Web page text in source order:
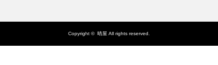
Copyright © 晴屋 All rights reserved.